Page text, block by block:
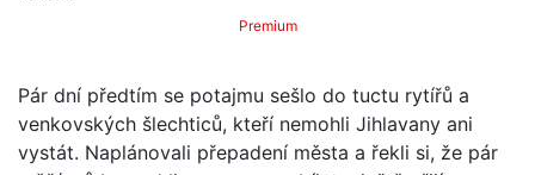
Premium
Pár dní předtím se potajmu sešlo do tuctu rytířů a
venkovských šlechticů, kteří nemohli Jihlavany ani
vystát. Naplánovali přepadení města a řekli si, že pár